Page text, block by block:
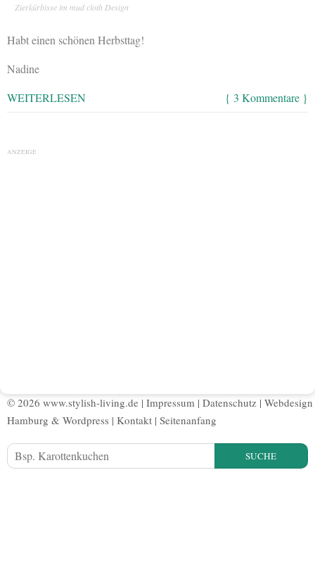
Zierkürbisse im mud cloth Design
Habt einen schönen Herbsttag!
Nadine
WEITERLESEN
{ 3 Kommentare }
ANZEIGE
© 2026 www.stylish-living.de | Impressum | Datenschutz | Webdesign
Hamburg & Wordpress | Kontakt | Seitenanfang
SUCHE